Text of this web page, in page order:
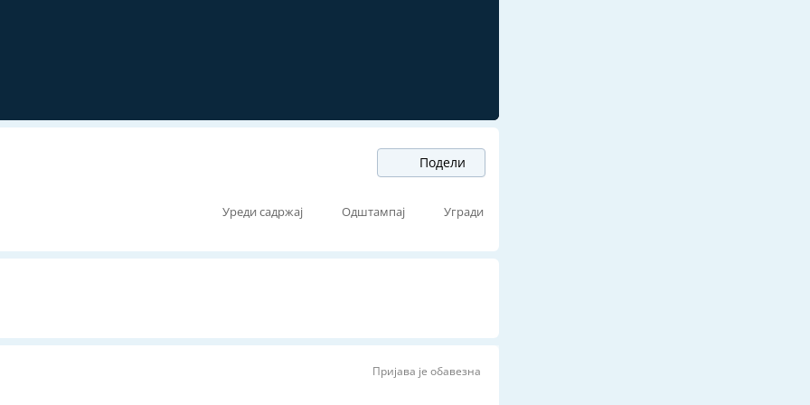
Подели
Уреди садржај Одштампај Угради
Пријава је обавезна